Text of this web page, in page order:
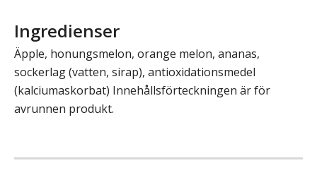
Ingredienser
Äpple, honungsmelon, orange melon, ananas,
sockerlag (vatten, sirap), antioxidationsmedel
(kalciumaskorbat) Innehållsförteckningen är för
avrunnen produkt.